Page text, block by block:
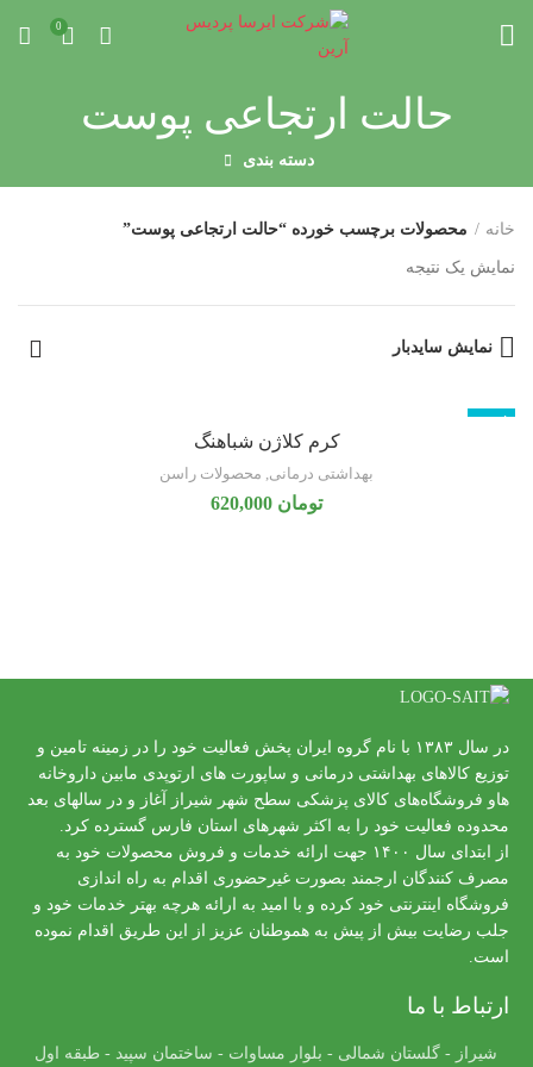
0
حالت ارتجاعی پوست
دسته بندی
خانه محصولات برچسب خورده “حالت ارتجاعی پوست”
نمایش یک نتیجه
نمایش سایدبار
ناموجود
کرم کلاژن شباهنگ
بهداشتی درمانی, محصولات راسن
تومان
در سال ۱۳۸۳ با نام گروه ایران پخش فعالیت خود را در زمینه تامین و
توزیع کالاهای بهداشتی درمانی و ساپورت های ارتوپدی مابین داروخانه
هاو فروشگاه‌های کالای پزشکی سطح شهر شیراز آغاز و در سالهای بعد
محدوده فعالیت خود را به اکثر شهرهای استان فارس گسترده کرد.
از ابتدای سال ۱۴۰۰ جهت ارائه خدمات و فروش محصولات خود به
مصرف کنندگان ارجمند بصورت غیرحضوری اقدام به راه اندازی
فروشگاه اینترنتی خود کرده و با امید به ارائه هرچه بهتر خدمات خود و
جلب رضایت بیش از پیش به هموطنان عزیز از این طریق اقدام نموده
است.
ارتباط با ما
شیراز - گلستان شمالی - بلوار مساوات - ساختمان سپید - طبقه اول